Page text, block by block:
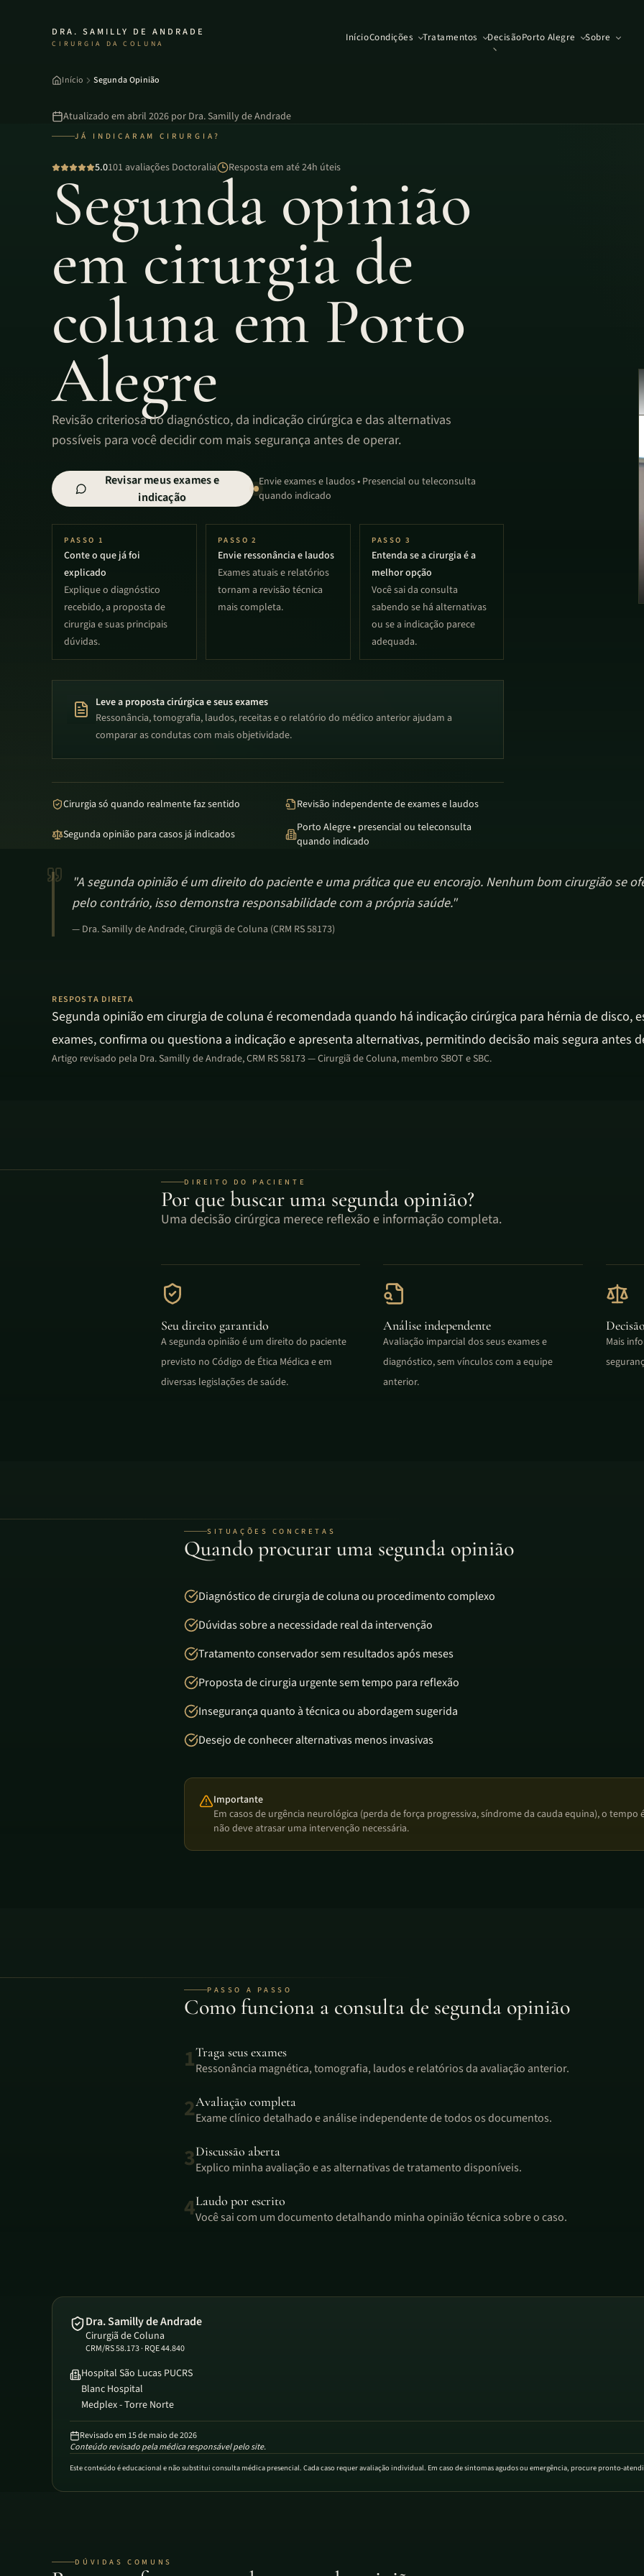
DRA. SAMILLY DE ANDRADE
CIRURGIA DA COLUNA InícioCondições Tratamentos DecisãoPorto Alegre Sobre
Início Segunda Opinião
Atualizado emabril 2026 por Dra. Samilly de Andrade
JÁ INDICARAM CIRURGIA?
5.0101 avaliações Doctoralia Resposta em até 24h úteis
Segunda opinião
em cirurgia de
coluna em Porto
Alegre
Revisão criteriosa do diagnóstico, da indicação cirúrgica e das alternativas
possíveis para você decidir com mais segurança antes de operar.
Revisar meus exames e
indicação
Envie exames e laudos • Presencial ou teleconsulta
quando indicado
PASSO 1
Conte o que já foi
explicado
Explique o diagnóstico
recebido, a proposta de
cirurgia e suas principais
dúvidas.
PASSO2
Envie ressonância e laudos
Exames atuais e relatórios
tornam a revisão técnica
mais completa.
PASSO 3
Entenda se a cirurgia é a
melhor opção
Você sai da consulta
sabendo se há alternativas
ou se a indicação parece
adequada.
Leve a proposta cirúrgica e seus exames
Ressonância, tomografia, laudos, receitas e o relatório do médico anterior ajudam a
comparar as condutas com mais objetividade.
Cirurgia só quando realmente faz sentido Revisão independente de exames e laudos
Segunda opinião para casos já indicados
Porto Alegre • presencial ou teleconsulta
quando indicado
"A segunda opinião é um direito do paciente e uma prática que eu encorajo. Nenhum bom cirurgião se
pelo contrário, isso demonstra responsabilidade com a própria saúde."
— Dra. Samilly de Andrade, Cirurgiã de Coluna (CRM RS 58173)
RESPOSTA DIRETA
Segunda opinião em cirurgia de coluna é recomendada quando há indicação cirúrgica para hérnia de disco,
exames, confirma ou questiona a indicação e apresenta alternativas, permitindo decisão mais segura antes
Artigo revisado pela Dra. Samilly de Andrade, CRM RS 58173— Cirurgiã de Coluna, membro SBOT e SBC.
DIREITO DO PACIENTE
Por que buscar uma segunda opinião?
Uma decisão cirúrgica merece reflexão e informação completa.
Seu direito garantido
A segunda opinião é um direito do paciente
previsto no Código de Ética Médica e em
diversas legislações de saúde.
Análise independente
Avaliação imparcial dos seus exames e
diagnóstico, sem vínculos com a equipe
anterior.
Mais
SITUAÇÕES CONCRETAS
Quando procurar uma segunda opinião
Diagnóstico de cirurgia de coluna ou procedimento complexo
Dúvidas sobre a necessidade real da intervenção
Tratamento conservador sem resultados após meses
Proposta de cirurgia urgente sem tempo para reflexão
Insegurança quanto à técnica ou abordagem sugerida
Desejo de conhecer alternativas menos invasivas
Importante
Em casos de urgência neurológica (perda de força progressiva, síndrome da cauda equina), o tempo
não deve atrasar uma intervenção necessária.
PASSO A PASSO
Como funciona a consulta de segunda opinião
1Traga seus exames
Ressonância magnética, tomografia, laudos e relatórios da avaliação anterior.
2Avaliação completa
Exame clínico detalhado e análise independente de todos os documentos.
3Discussão aberta
Explico minha avaliação e as alternativas de tratamento disponíveis.
4Laudo por escrito
Você sai com um documento detalhando minha opinião técnica sobre o caso.
Dra. Samilly de Andrade
Cirurgiã de Coluna
CRM/RS 58.173 · RQE 44.840
Hospital São Lucas PUCRS
Blanc Hospital
Medplex - Torre Norte
Revisado em 15 de maio de 2026
Conteúdo revisado pela médica responsável pelo site.
Este conteúdo é educacional e não substitui consulta médica presencial. Cada caso requer avaliação individual. Em caso de sintomas agudos ou emergência, procure pronto-
DÚVIDAS COMUNS